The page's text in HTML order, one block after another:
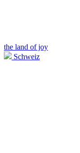
the land of joy
Schweiz